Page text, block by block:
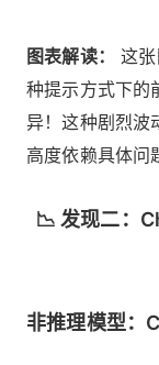
图表解读：
这
种提示方式下的
异！这种剧烈波
高度依赖具体问
📉 发现二：
非推理模型：